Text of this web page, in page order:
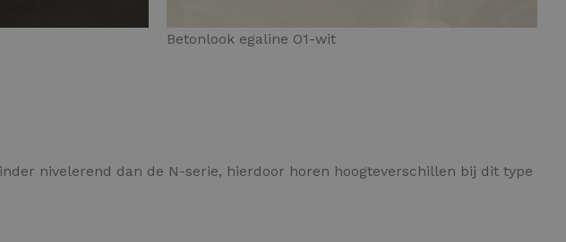
Betonlook egaline O1-wit
nivelerend dan de N-serie, hierdoor horen hoogteverschillen bij dit type